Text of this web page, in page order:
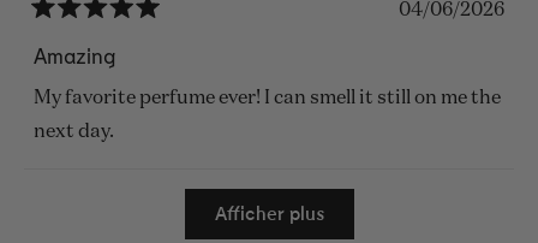
5
sur
5
étoiles
04/06/2026
Amazing
My favorite perfume ever! I can smell it still on me the
next day.
Chargement...
Afficher plus